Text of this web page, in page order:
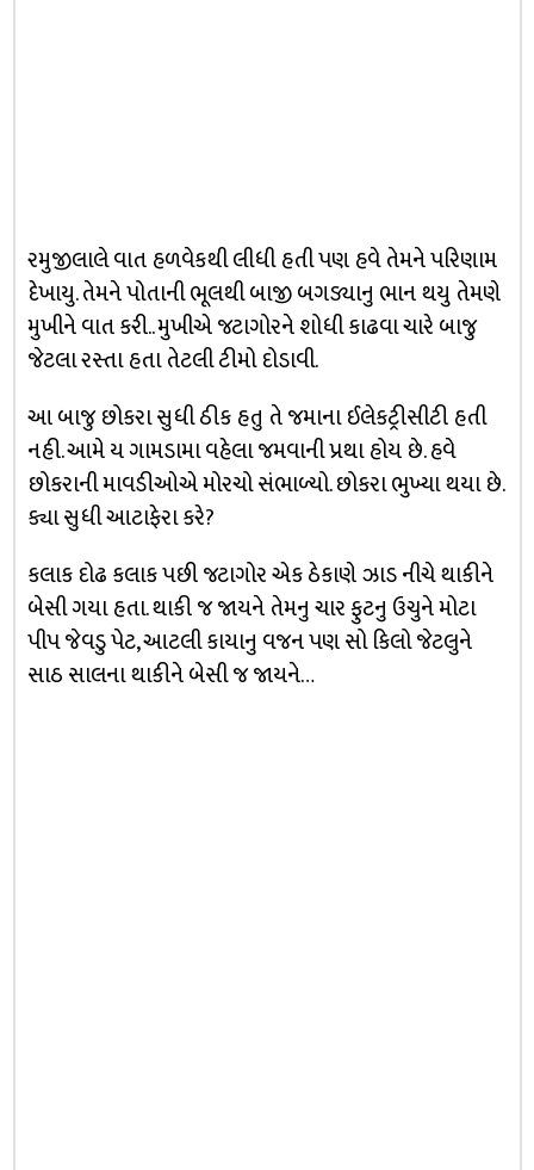
રમુજીલાલે વાત હળવેકથી લીધી હતી પણ હવે તેમને પરિણામ
દેખાયુ. તેમને પોતાની ભૂલથી બાજી બગડ્યાનુ ભાન થયુ તેમણે
મુખીને વાત કરી.. મુખીએ જટાગોરને શોધી કાઢવા ચારે બાજુ
જેટલા રસ્તા હતા તેટલી ટીમો દોડાવી.
આ બાજુ છોકરા સુધી ઠીક હતુ તે જમાના ઈલેકટ્રીસીટી હતી
નહી. આમે ય ગામડામા વહેલા જમવાની પ્રથા હોય છે. હવે
છોકરાની માવડીઓએ મોરચો સંભાળ્યો. છોકરા ભુખ્યા થયા છે.
ક્યા સુધી આટાફેરા કરે?
કલાક દોઢ કલાક પછી જટાગોર એક ઠેકાણે ઝાડ નીચે થાકીને
બેસી ગયા હતા. થાકી જ જાયને તેમનુ ચાર ફુટનુ ઉચુને મોટા
પીપ જેવડુ પેટ, આટલી કાયાનુ વજન પણ સો કિલો જેટલુને
સાઠ સાલના થાકીને બેસી જ જાયને…